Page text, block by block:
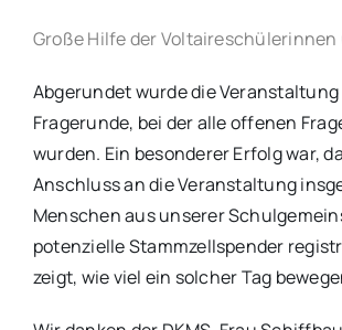
Große Hilfe der
Abgerundet wurde die
Fragerunde, bei der alle offenen
wurden. Ein besonderer Erfolg war,
Anschluss an die Veranstaltung
Menschen aus unserer
potenzielle Stammzellspender
zeigt, wie viel ein solcher Tag